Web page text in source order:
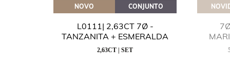
NOVO CONJUNTO
L0111| 2,63CT 7Ø -
TANZANITA + ESMERALDA
2,63CT | SET